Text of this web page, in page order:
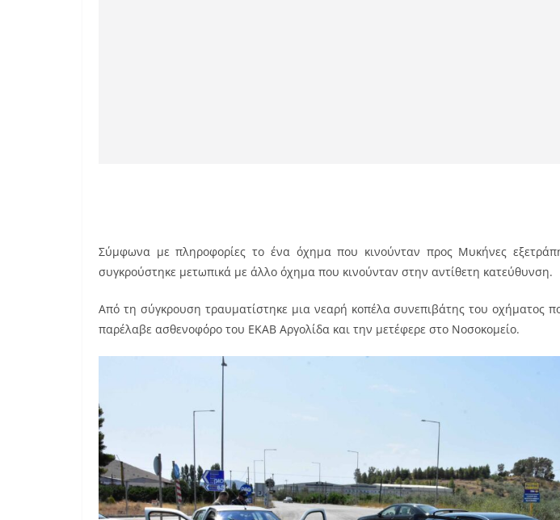
Σύμφωνα με πληροφορίες το ένα όχημα που κινούνταν προς Μυκήνες
συγκρούστηκε μετωπικά με άλλο όχημα που κινούνταν στην αντίθετη κατεύθυνση.
Από τη σύγκρουση τραυματίστηκε μια νεαρή κοπέλα συνεπιβάτης του οχήματος
παρέλαβε ασθενοφόρο του ΕΚΑΒ Αργολίδα και την μετέφερε στο Νοσοκομείο.